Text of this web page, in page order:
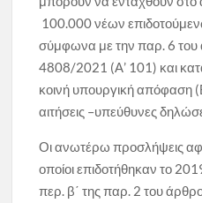
100.000 νέων
σύμφωνα με την παρ. 6 του
4808/2021 (Α’ 101) και
κοινή υπουργική απόφαση
αιτήσεις –υπεύθυνες
Οι ανωτέρω προσλήψεις
οποίοι επιδοτήθηκαν το
περ. β΄ της παρ. 2 του